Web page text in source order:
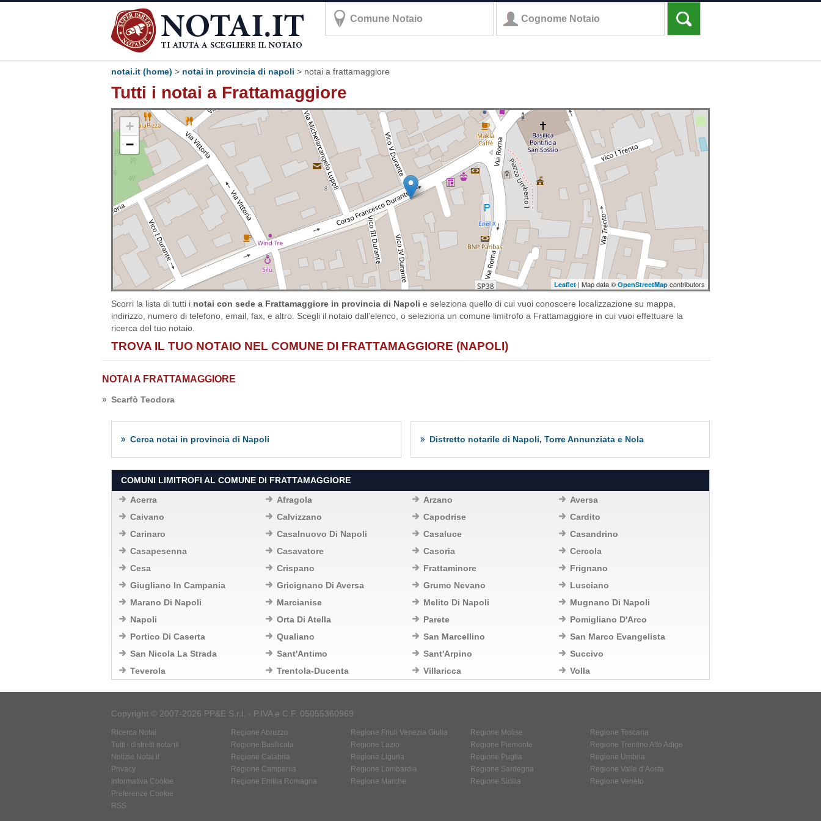
notai.it (home) > notai in provincia di napoli > notai a frattamaggiore
Tutti i notai a Frattamaggiore
+
−
Leaflet | Map data © OpenStreetMap contributors
Scorri la lista di tutti i notai con sede a Frattamaggiore in provincia di Napoli e seleziona quello di cui vuoi conoscere localizzazione su mappa,
indirizzo, numero di telefono, email, fax, e altro. Scegli il notaio dall’elenco, o seleziona un comune limitrofo a Frattamaggiore in cui vuoi effettuare la
ricerca del tuo notaio.
TROVA IL TUO NOTAIO NEL COMUNE DI FRATTAMAGGIORE (NAPOLI)
NOTAI A FRATTAMAGGIORE
Scarfò Teodora
Cerca notai in provincia di Napoli Distretto notarile di Napoli, Torre Annunziata e Nola
COMUNI LIMITROFI AL COMUNE DI FRATTAMAGGIORE
Acerra
Afragola Arzano
Aversa
Caivano
Calvizzano Capodrise
Cardito
Carinaro
Casalnuovo Di Napoli Casaluce
Casandrino
Casapesenna
Casavatore Casoria
Cercola
Cesa
Crispano Frattaminore
Frignano
Giugliano In Campania
Gricignano Di Aversa Grumo Nevano
Lusciano
Marano Di Napoli
Marcianise Melito Di Napoli
Mugnano Di Napoli
Napoli
Orta Di Atella Parete
Pomigliano D'Arco
Portico Di Caserta
Qualiano San Marcellino
San Marco Evangelista
San Nicola La Strada
Sant'Antimo Sant'Arpino
Succivo
Teverola
Trentola-Ducenta Villaricca Volla
Copyright © 2007-2026 PP&E S.r.l. - P.IVA e C.F. 05055360969
Ricerca Notai
Tutti i distretti notarili
Notizie Notai.it
Privacy
Informativa Cookie
Preferenze Cookie
RSS
Regione Abruzzo
Regione Basilicata
Regione Calabria
Regione Campania
Regione Emilia Romagna
Regione Friuli Venezia Giulia
Regione Lazio
Regione Liguria
Regione Lombardia
Regione Marche
Regione Molise
Regione Piemonte
Regione Puglia
Regione Sardegna
Regione Sicilia
Regione Toscana
Regione Trentino Alto Adige
Regione Umbria
Regione Valle d’Aosta
Regione Veneto